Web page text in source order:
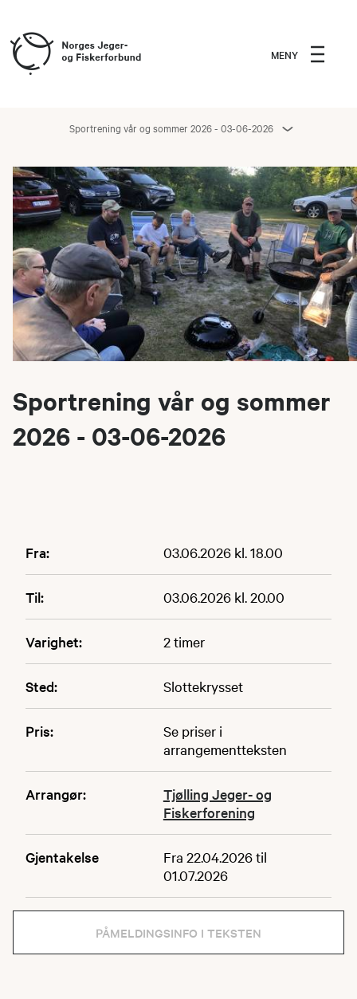
MENY
Sportrening vår og sommer 2026 - 03-06-2026
Sportrening vår og sommer
2026 - 03-06-2026
Fra: 03.06.2026 kl. 18.00
Til: 03.06.2026 kl. 20.00
Varighet: 2 timer
Sted: Slottekrysset
Pris:
Se priser i
arrangementteksten
Arrangør:
Tjølling Jeger- og
Fiskerforening
Gjentakelse
Fra 22.04.2026 til
01.07.2026
PÅMELDINGSINFO I TEKSTEN